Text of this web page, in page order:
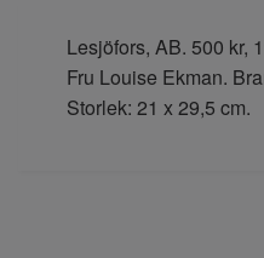
Lesjöfors, AB. 500 kr,
Fru Louise Ekman.
Storlek: 21 x 29,5 cm.